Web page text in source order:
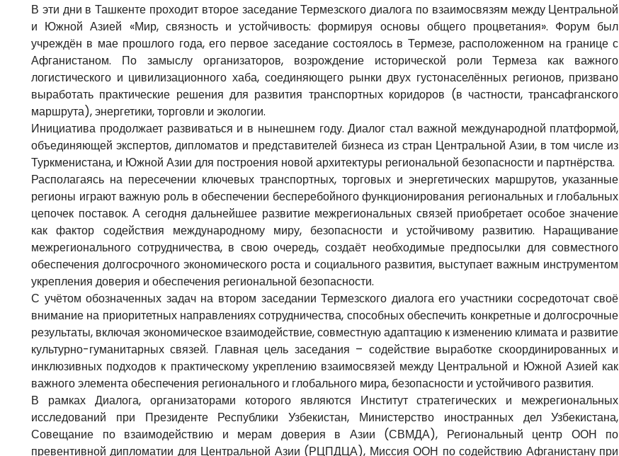
В эти дни в Ташкенте проходит второе заседание Термезского диалога по взаимосвязям между Центральной
и Южной Азией «Мир, связность и устойчивость: формируя основы общего процветания». Форум был
учреждён в мае прошлого года, его первое заседание состоялось в Термезе, расположенном на границе с
Афганистаном. По замыслу организаторов, возрождение исторической роли Термеза как важного
логистического и цивилизационного хаба, соединяющего рынки двух густонаселённых регионов, призвано
выработать практические решения для развития транспортных коридоров (в частности, трансафганского
маршрута), энергетики, торговли и экологии.
Инициатива продолжает развиваться и в нынешнем году. Диалог стал важной международной платформой,
объединяющей экспертов, дипломатов и представителей бизнеса из стран Центральной Азии, в том числе из
Туркменистана, и Южной Азии для построения новой архитектуры региональной безопасности и партнёрства.
Располагаясь на пересечении ключевых транспортных, торговых и энергетических маршрутов, указанные
регионы играют важную роль в обеспечении бесперебойного функционирования региональных и глобальных
цепочек поставок. А сегодня дальнейшее развитие межрегиональных связей приобретает особое значение
как фактор содействия международному миру, безопасности и устойчивому развитию. Наращивание
межрегионального сотрудничества, в свою очередь, создаёт необходимые предпосылки для совместного
обеспечения долгосрочного экономического роста и социального развития, выступает важным инструментом
укрепления доверия и обеспечения региональной безопасности.
С учётом обозначенных задач на втором заседании Термезского диалога его участники сосредоточат своё
внимание на приоритетных направлениях сотрудничества, способных обеспечить конкретные и долгосрочные
результаты, включая экономическое взаимодействие, совместную адаптацию к изменению климата и развитие
культурно-гуманитарных связей. Главная цель заседания – содействие выработке скоординированных и
инклюзивных подходов к практическому укреплению взаимосвязей между Центральной и Южной Азией как
важного элемента обеспечения регионального и глобального мира, безопасности и устойчивого развития.
В рамках Диалога, организаторами которого являются Институт стратегических и межрегиональных
исследований при Президенте Республики Узбекистан, Министерство иностранных дел Узбекистана,
Совещание по взаимодействию и мерам доверия в Азии (СВМДА), Региональный центр ООН по
превентивной дипломатии для Центральной Азии (РЦПДЦА), Миссия ООН по содействию Афганистану при